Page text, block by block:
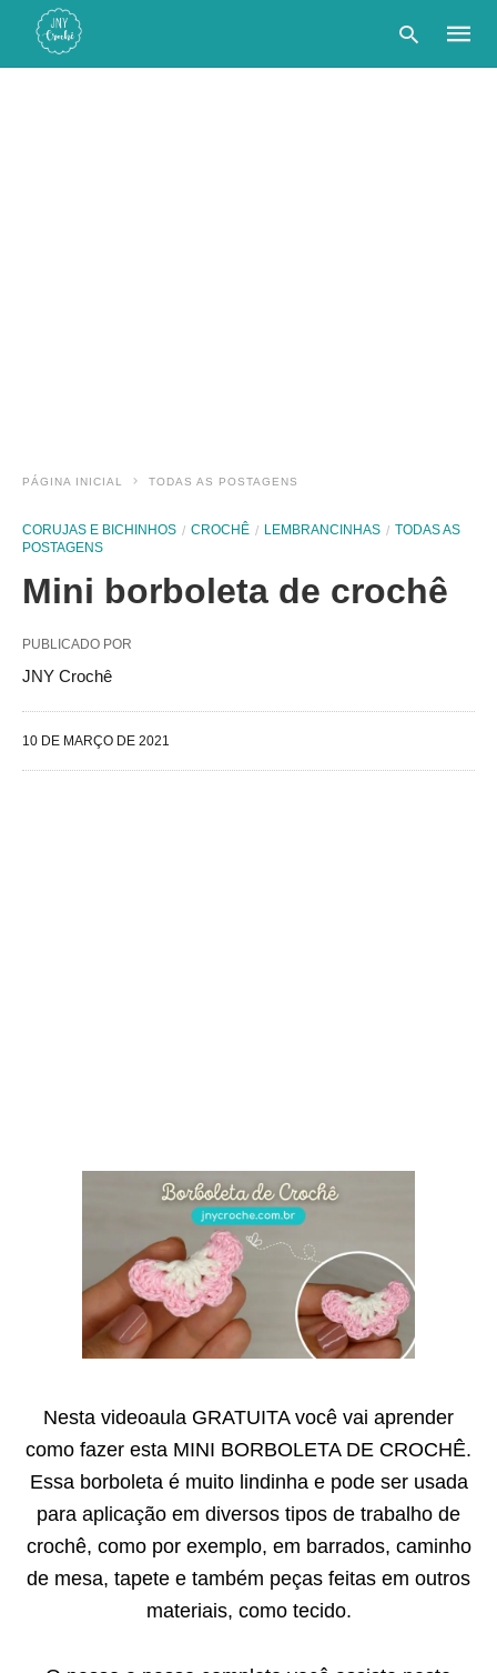
PÁGINA INICIAL TODAS AS POSTAGENS
CORUJAS E BICHINHOS CROCHÊ LEMBRANCINHAS
TODAS AS
POSTAGENS
Mini borboleta de crochê
PUBLICADO POR
JNY Crochê
10 DE MARÇO DE 2021
Nesta videoaula GRATUITA você vai aprender
como fazer esta MINI BORBOLETA DE CROCHÊ.
Essa borboleta é muito lindinha e pode ser usada
para aplicação em diversos tipos de trabalho de
crochê, como por exemplo, em barrados, caminho
de mesa, tapete e também peças feitas em outros
materiais, como tecido.